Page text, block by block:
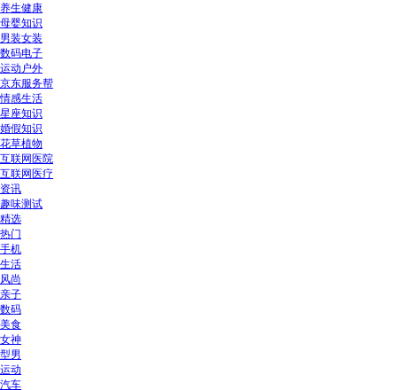
养生健康
母婴知识
男装女装
数码电子
运动户外
京东服务帮
情感生活
星座知识
婚假知识
花草植物
互联网医院
互联网医疗
资讯
趣味测试
精选
热门
手机
生活
风尚
亲子
数码
美食
女神
型男
运动
汽车